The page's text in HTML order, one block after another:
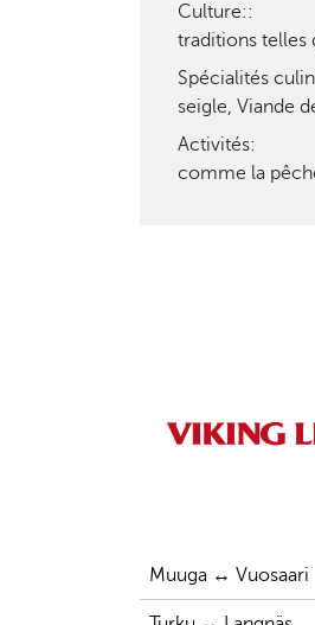
Culture::
traditions telles
Spécialités
seigle, Viande
Activités:
comme la
Muuga ↔ Vuosaari